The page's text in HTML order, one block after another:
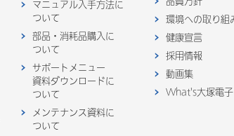
マニュアル入手方法に
ついて
部品・消耗品購入に
ついて
サポートメニュー
資料ダウンロードに
ついて
メンテナンス資料に
ついて
環境への取り組
健康宣言
採用情報
動画集
What's大塚電子